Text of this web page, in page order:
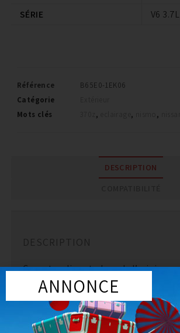
SÉRIE
V6 3.7L
Référence
B65E0-1EK06
Catégorie
Mots clés
, , ,
DESCRIPTION
DESCRIPTION
Ce met en lieu et place de l’origine.
ANNONCE